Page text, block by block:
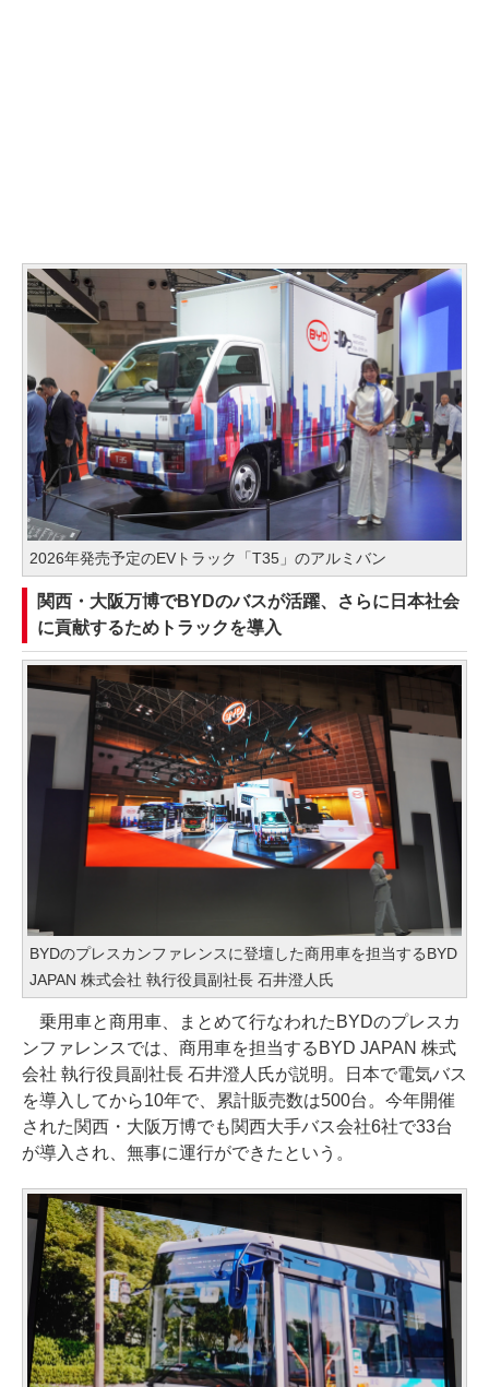
2026年発売予定のEVトラック「T35」のアルミバン
関西・大阪万博でBYDのバスが活躍、さらに日本社会
に貢献するためトラックを導入
BYDのプレスカンファレンスに登壇した商用車を担当するBYD
JAPAN 株式会社 執行役員副社長 石井澄人氏
乗用車と商用車、まとめて行なわれたBYDのプレスカ
ンファレンスでは、商用車を担当するBYD JAPAN 株式
会社 執行役員副社長 石井澄人氏が説明。日本で電気バス
を導入してから10年で、累計販売数は500台。今年開催
された関西・大阪万博でも関西大手バス会社6社で33台
が導入され、無事に運行ができたという。